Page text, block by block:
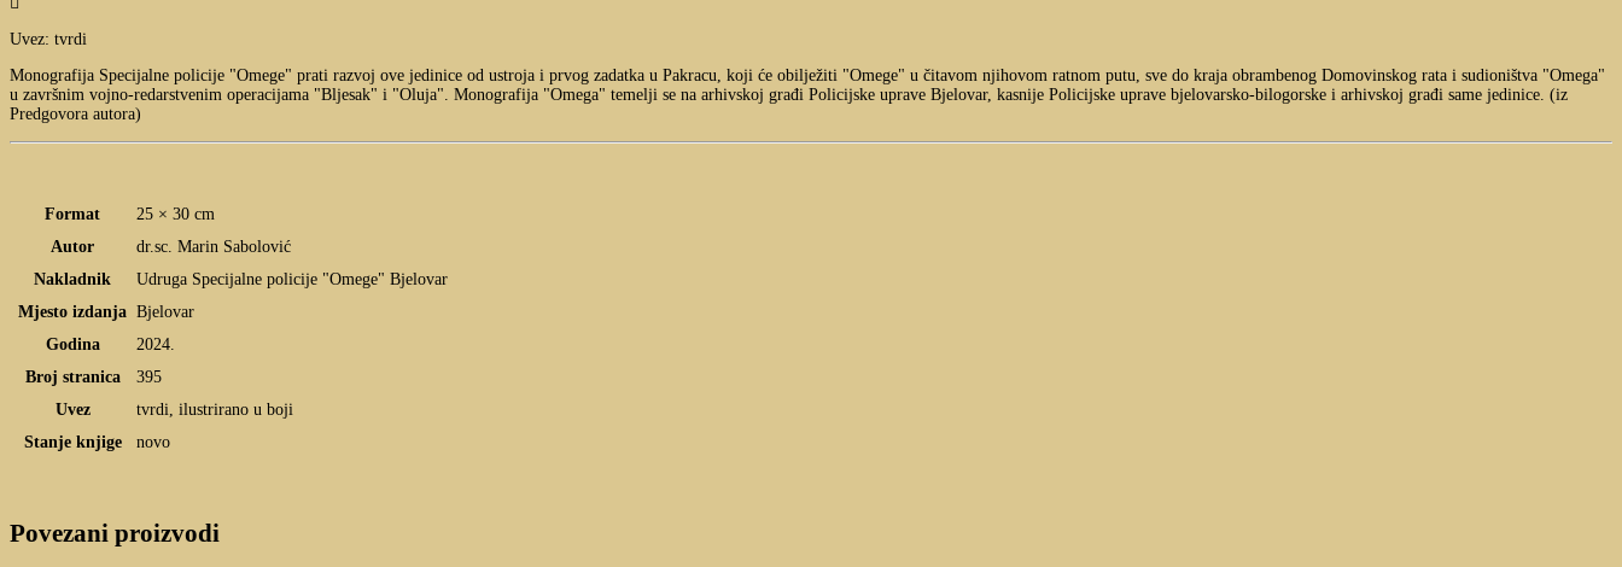
Uvez: tvrdi
Monografija Specijalne policije "Omege" prati razvoj ove jedinice od ustroja i prvog zadatka u Pakracu, koji će obilježiti "Omege" u čitavom njihovom ratnom putu, sve do kraja obrambenog Domovinskog rata i sudioništva "Omega"
u završnim vojno-redarstvenim operacijama "Bljesak" i "Oluja". Monografija "Omega" temelji se na arhivskoj građi Policijske uprave Bjelovar, kasnije Policijske uprave bjelovarsko-bilogorske i arhivskoj građi same jedinice. (iz
Predgovora autora)
Format
25 × 30 cm
Autor
dr.sc. Marin Sabolović
Nakladnik
Udruga Specijalne policije "Omege" Bjelovar
Mjesto izdanja Bjelovar
Godina
2024.
Broj stranica
395
Uvez
tvrdi, ilustrirano u boji
Stanje knjige
novo
Povezani proizvodi